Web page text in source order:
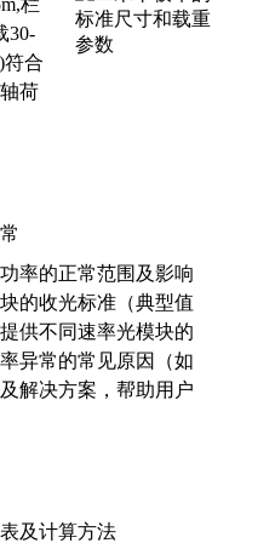
栏
30-
符合
荷
率的正常范围及影响
的收光标准（典型值
供不同速率光模块的
异常的常见原因（如
解决方案，帮助用户
及计算方法